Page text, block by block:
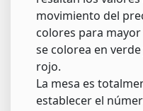
movimiento del
colores para
se colorea en
rojo.
La mesa es
establecer el